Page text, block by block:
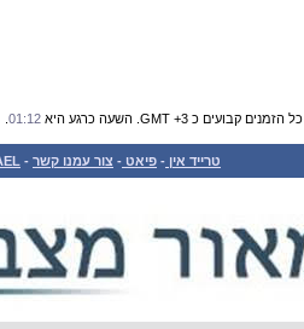
כל הזמנים קבועים כ GMT +3. השעה כרגע היא 01:12
טרייד אין - פיאט - צור עמנו קשר -